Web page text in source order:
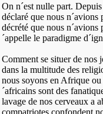
On n´est nulle part.
déclaré que nous
décrété que nous n´avions
´appelle le paradigme
Comment se situer de nos
dans la multitude des
nous soyons en Afrique
´africains sont des
lavage de nos cerveaux a
compatriotes confondent